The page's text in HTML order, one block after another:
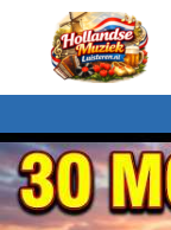
Doorgaan
inhoud